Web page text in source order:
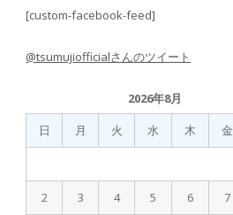
イ
ン
イ
バ
[custom-facebook-feed]
@tsumujiofficialさんのツイート
2026年8月
日
月 火 水 木 金
2 3 4 5 6 7